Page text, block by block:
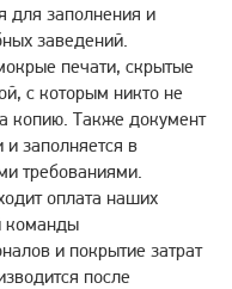
для заполнения и
заведений.
печати, скрытые
с которым никто не
копию. Также документ
и заполняется в
требованиями.
оплата наших
команды
и покрытие затрат
после